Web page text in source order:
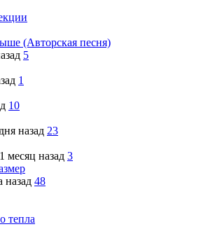
(Авторская песня)
5
1
10
назад 23
1 месяц назад 3
назад 48
тепла